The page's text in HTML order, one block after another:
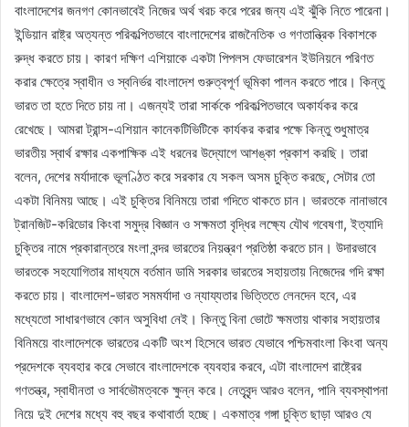
বাংলাদেশের জনগণ কোনভাবেই নিজের অর্থ খরচ করে পরের জন্য এই ঝুঁকি নিতে পারেনা।
ইন্ডিয়ান রাষ্ট্র অত্যন্ত পরিকল্পিতভাবে বাংলাদেশের রাজনৈতিক ও গণতান্ত্রিক বিকাশকে
রুদ্ধ করতে চায়। কারণ দক্ষিণ এশিয়াকে একটা পিপলস ফেডারেশন ইউনিয়নে পরিণত
করার ক্ষেত্রে স্বাধীন ও স্বনির্ভর বাংলাদেশ গুরুত্বপূর্ণ ভূমিকা পালন করতে পারে। কিন্তু
ভারত তা হতে দিতে চায় না। এজন্যই তারা সার্ককে পরিকল্পিতভাবে অকার্যকর করে
রেখেছে। আমরা ট্রান্স-এশিয়ান কানেকটিভিটিকে কার্যকর করার পক্ষে কিন্তু শুধুমাত্র
ভারতীয় স্বার্থ রক্ষার একপাক্ষিক এই ধরনের উদ্যোগে আশঙ্কা প্রকাশ করছি। তারা
বলেন, দেশের মর্যাদাকে ভূলণ্ঠিত করে সরকার যে সকল অসম চুক্তি করছে, সেটার তো
একটা বিনিময় আছে। এই চুক্তির বিনিময়ে তারা গদিতে থাকতে চান। ভারতকে নানাভাবে
ট্রানজিট-করিডোর কিংবা সমুদ্র বিজ্ঞান ও সক্ষমতা বৃদ্ধির লক্ষ্যে যৌথ গবেষণা, ইত্যাদি
চুক্তির নামে প্রকারান্তরে মংলা বন্দর ভারতের নিয়ন্ত্রণ প্রতিষ্ঠা করতে চান। উদারভাবে
ভারতকে সহযোগিতার মাধ্যমে বর্তমান ডামি সরকার ভারতের সহায়তায় নিজেদের গদি রক্ষা
করতে চায়। বাংলাদেশ-ভারত সমমর্যাদা ও ন্যায্যতার ভিত্তিতে লেনদেন হবে, এর
মধ্যেতো সাধারণভাবে কোন অসুবিধা নেই। কিন্তু বিনা ভোটে ক্ষমতায় থাকার সহায়তার
বিনিময়ে বাংলাদেশকে ভারতের একটি অংশ হিসেবে ভারত যেভাবে পশ্চিমবাংলা কিংবা অন্য
প্রদেশকে ব্যবহার করে সেভাবে বাংলাদেশকে ব্যবহার করবে, এটা বাংলাদেশ রাষ্ট্রের
গণতন্ত্র, স্বাধীনতা ও সার্বভৌমত্বকে ক্ষুন্ন করে। নেতৃবৃন্দ আরও বলেন, পানি ব্যবস্থাপনা
নিয়ে দুই দেশের মধ্যে বহু বছর কথাবার্তা হচ্ছে। একমাত্র গঙ্গা চুক্তি ছাড়া আরও যে